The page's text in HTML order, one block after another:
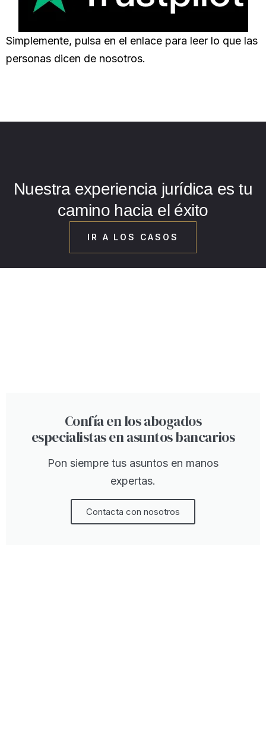
Simplemente, pulsa en el enlace para leer lo que las
personas dicen de nosotros.
Nuestra experiencia jurídica es tu
camino hacia el éxito
IR A LOS CASOS
Confía en los abogados
especialistas en asuntos bancarios
Pon siempre tus asuntos en manos
expertas.
Contacta con nosotros